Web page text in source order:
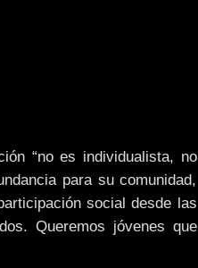
“no es individualista, no
para su comunidad,
social desde las
Queremos jóvenes que